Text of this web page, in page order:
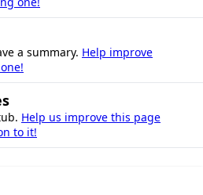
a summary. Help improve
Help us improve this page
to it!